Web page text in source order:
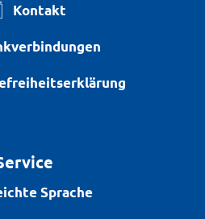
Kontakt
Sprache